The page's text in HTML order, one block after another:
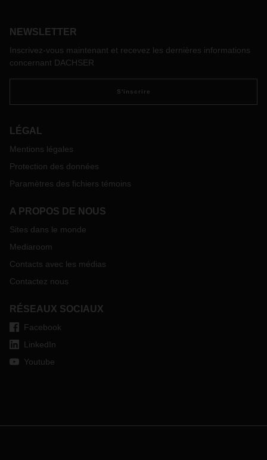
NEWSLETTER
Inscrivez-vous maintenant et recevez les dernières informations
concernant DACHSER
S'inscrire
LÉGAL
Mentions légales
Protection des données
Paramètres des fichiers témoins
A PROPOS DE NOUS
Sites dans le monde
Mediaroom
Contacts avec les médias
Contactez nous
RÉSEAUX SOCIAUX
Facebook
LinkedIn
Youtube